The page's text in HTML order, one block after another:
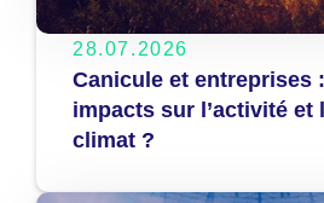
28.07.2026
Canicule et entreprises
impacts sur l’activité et
climat ?